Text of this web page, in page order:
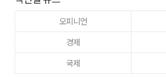
오피니언
경제
국제